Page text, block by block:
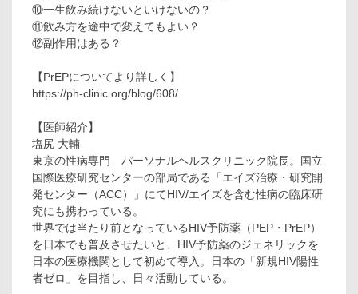
⑩一生飲み続けないといけないの？
⑪飲み方を途中で変えてもよい？
⑫副作用はある？
【PrEPについてより詳しく】
https://ph-clinic.org/blog/608/
【医師紹介】
塩尻 大輔
東京の性病専門 パーソナルヘルスクリニック院長。国立
国際医療研究センターの部局である「エイズ治療・研究開
発センター（ACC）」にてHIV/エイズを含む性病の臨床研
究にも携わっている。
世界では当たり前となっているHIV予防薬（PEP・PrEP）
を日本でも普及させたいと、HIV予防薬のジェネリックを
日本の医療機関として初めて導入。日本の「新規HIV陽性
者ゼロ」を目指し、日々活動している。